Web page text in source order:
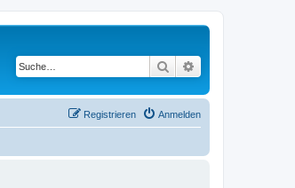
Suche
Anmelden
Registrieren